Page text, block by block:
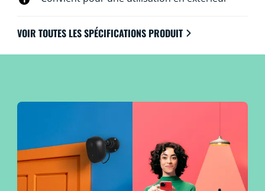
bidirectionnelle ou en déclenchant des alarmes
VOIR TOUTES LES SPÉCIFICATIONS PRODUIT